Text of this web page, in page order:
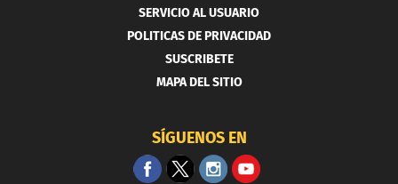
SERVICIO AL USUARIO
POLITICAS DE PRIVACIDAD
SUSCRIBETE
MAPA DEL SITIO
SÍGUENOS EN